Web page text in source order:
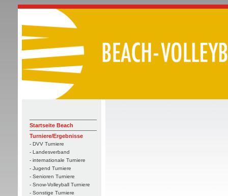
Startseite Beach
Turniere/Ergebnisse
- DVV Turniere
- Landesverband
- internationale Turniere
- Jugend Turniere
- Senioren Turniere
- Snow-Volleyball Turniere
- Sonstige Turniere